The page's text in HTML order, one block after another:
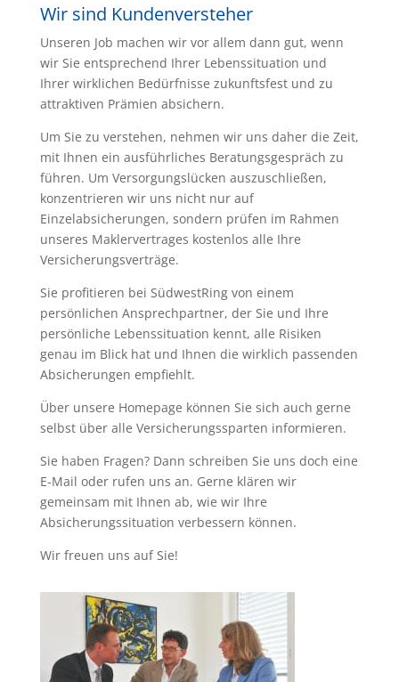
Wir sind Kundenversteher
Unseren Job machen wir vor allem dann gut, wenn
wir Sie entsprechend Ihrer Lebenssituation und
Ihrer wirklichen Bedürfnisse zukunftsfest und zu
attraktiven Prämien absichern.
Um Sie zu verstehen, nehmen wir uns daher die Zeit,
mit Ihnen ein ausführliches Beratungsgespräch zu
führen. Um Versorgungslücken auszuschließen,
konzentrieren wir uns nicht nur auf
Einzelabsicherungen, sondern prüfen im Rahmen
unseres Maklervertrages kostenlos alle Ihre
Versicherungsverträge.
Sie profitieren bei SüdwestRing von einem
persönlichen Ansprechpartner, der Sie und Ihre
persönliche Lebenssituation kennt, alle Risiken
genau im Blick hat und Ihnen die wirklich passenden
Absicherungen empfiehlt.
Über unsere Homepage können Sie sich auch gerne
selbst über alle Versicherungssparten informieren.
Sie haben Fragen? Dann schreiben Sie uns doch eine
E-Mail oder rufen uns an. Gerne klären wir
gemeinsam mit Ihnen ab, wie wir Ihre
Absicherungssituation verbessern können.
Wir freuen uns auf Sie!